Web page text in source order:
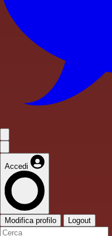
Accedi
Modifica profilo Logout